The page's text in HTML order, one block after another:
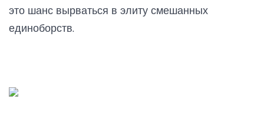
это шанс вырваться в элиту смешанных
единоборств.